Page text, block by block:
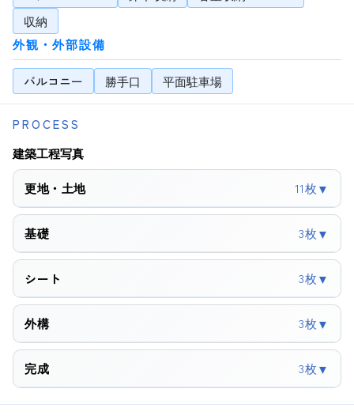
収納
外観・外部設備
バルコニー 勝手口 平面駐車場
PROCESS
建築工程写真
更地・土地 11枚▼
基礎 3枚▼
シート 3枚▼
外構 3枚▼
完成 3枚▼